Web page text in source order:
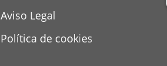
Aviso Legal
Política de cookies